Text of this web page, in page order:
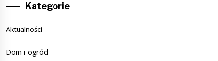
Kategorie
Aktualności
Dom i ogród